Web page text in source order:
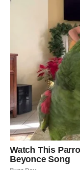
lisnih uši koje
Trebat će vam:1
papirnati filter za
Postupak
Počnite s
protisnite pomoću
češnjak prelijte
10 minuta. Najprije
je prijeđite na
početi s radom.